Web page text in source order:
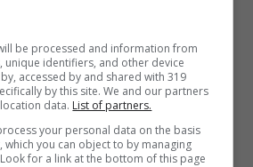
positiva dell’allattamento
totale del sonno
addormentarsi
be processed and information from
unique identifiers, and other device
accessed by and shared with 319
by this site. We and our partners
data. List of partners.
your personal data on the basis
which you can object to by managing
for a link at the bottom of this page